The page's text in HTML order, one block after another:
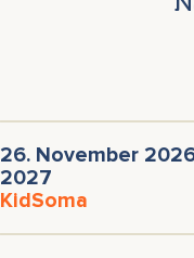
26. November
2027
KidSoma